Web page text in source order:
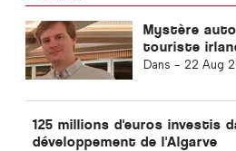
Mystère
touriste
Dans - 22 Aug
125 millions d'euros investis
développement de l'Algarve